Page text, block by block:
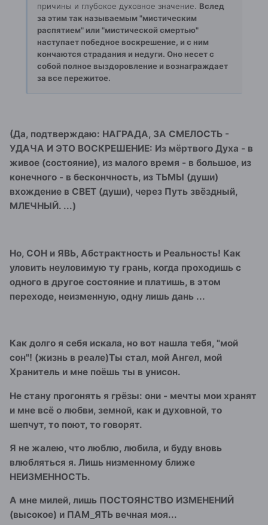
причины и глубокое духовное значение. Вслед
за этим так называемым "мистическим
распятием" или "мистической смертью"
наступает победное воскрешение, и с ним
кончаются страдания и недуги. Оно несет с
собой полное выздоровление и вознаграждает
за все пережитое.
(Да, подтверждаю: НАГРАДА, ЗА СМЕЛОСТЬ -
УДАЧА И ЭТО ВОСКРЕШЕНИЕ: Из мёртвого Духа - в
живое (состояние), из малого время - в большое, из
конечного - в бескончность, из ТЬМЫ (души)
вхождение в СВЕТ (души), через Путь звёздный,
МЛЕЧНЫЙ. ...)
Но, СОН и ЯВЬ, Абстрактность и Реальность! Как
уловить неуловимую ту грань, когда проходишь с
одного в другое состояние и платишь, в этом
переходе, неизменную, одну лишь дань ...
Как долго я себя искала, но вот нашла тебя, "мой
сон"! (жизнь в реале)Ты стал, мой Ангел, мой
Хранитель и мне поёшь ты в унисон.
Не стану прогонять я грёзы: они - мечты мои хранят
и мне всё о любви, земной, как и духовной, то
шепчут, то поют, то говорят.
Я не жалею, что люблю, любила, и буду вновь
влюбляться я. Лишь низменному ближе
НЕИЗМЕННОСТЬ.
А мне милей, лишь ПОСТОЯНСТВО ИЗМЕНЕНИЙ
(высокое) и ПАМ_ЯТЬ вечная моя...